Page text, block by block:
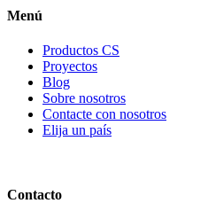
Menú
Productos CS
Proyectos
Blog
Sobre nosotros
Contacte con nosotros
Elija un país
Contacto